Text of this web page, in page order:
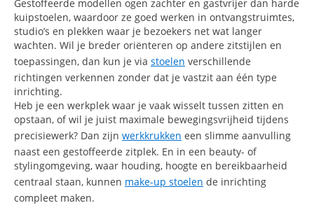
Gestoffeerde modellen ogen zachter en gastvrijer dan harde
kuipstoelen, waardoor ze goed werken in ontvangstruimtes,
studio’s en plekken waar je bezoekers net wat langer
wachten. Wil je breder oriënteren op andere zitstijlen en
toepassingen, dan kun je via stoelen verschillende
richtingen verkennen zonder dat je vastzit aan één type
inrichting.
Heb je een werkplek waar je vaak wisselt tussen zitten en
opstaan, of wil je juist maximale bewegingsvrijheid tijdens
precisiewerk? Dan zijn werkkrukken een slimme aanvulling
naast een gestoffeerde zitplek. En in een beauty- of
stylingomgeving, waar houding, hoogte en bereikbaarheid
centraal staan, kunnen make-up stoelen de inrichting
compleet maken.